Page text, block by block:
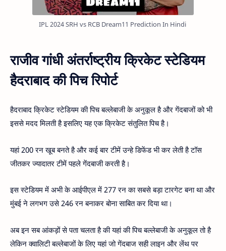
IPL 2024 SRH vs RCB Dream11 Prediction In Hindi
राजीव गांधी अंतर्राष्ट्रीय क्रिकेट स्टेडियम
हैदराबाद की पिच रिपोर्ट
हैदराबाद क्रिकेट स्टेडियम की पिच बल्लेबाजी के अनुकूल है और गेंदबाजों को भी
इससे मदद मिलती है इसलिए यह एक क्रिकेट संतुलित पिच है।
यहां 200 रन खूब बनते है और कई बार टीमें उन्हे डिफेंड भी कर लेती है टॉस
जीतकर ज्यादातर टीमें पहले गेंदबाजी करती है।
इस स्टेडियम में अभी के आईपीएल में 277 रन का सबसे बड़ा टारगेट बना था और
मुंबई ने लगभग उसे 246 रन बनाकर बोना साबित कर दिया था।
अब इन सब आंकड़ों से पता चलता है की यहां की पिच बल्लेबाजी के अनुकूल तो है
लेकिन क्वालिटी बल्लेबाजों के लिए यहां जो गेंदबाज सही लाइन और लेंथ पर